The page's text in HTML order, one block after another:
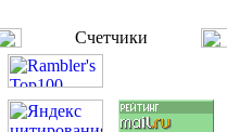
Счетчики